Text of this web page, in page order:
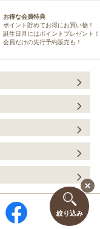
絞り込み
お得な会員特典
ポイント貯めてお得にお買い物！
誕生日月にはポイントプレゼント！
会員だけの先行予約販売も！